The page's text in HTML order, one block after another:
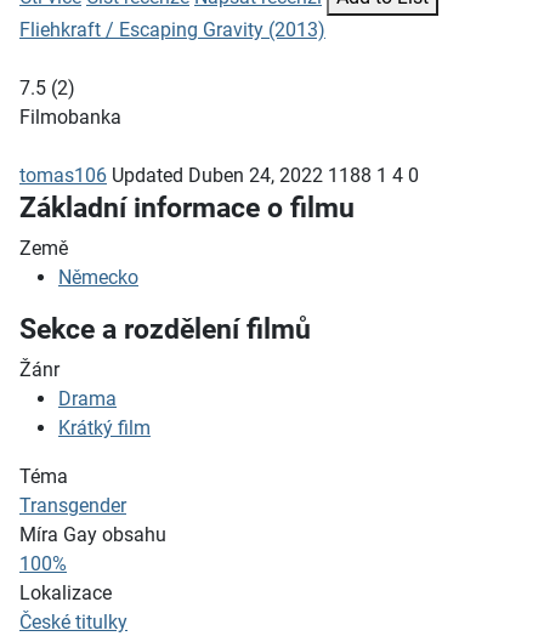
Fliehkraft / Escaping Gravity (2013)
7.5 (2)
Filmobanka
tomas106 Updated Duben 24, 2022 1188 1 4 0
Základní informace o filmu
Země
Německo
Sekce a rozdělení filmů
Žánr
Drama
Krátký film
Téma
Transgender
Míra Gay obsahu
100%
Lokalizace
České titulky